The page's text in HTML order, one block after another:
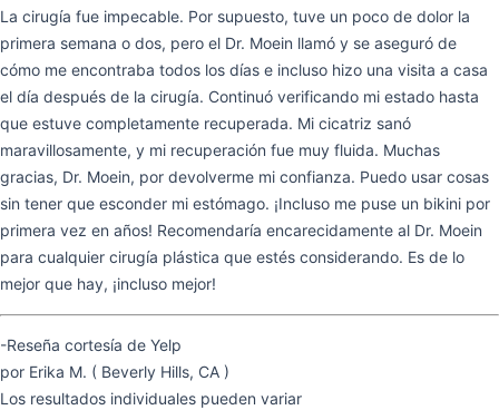
La cirugía fue impecable. Por supuesto, tuve un poco de dolor la
primera semana o dos, pero el Dr. Moein llamó y se aseguró de
cómo me encontraba todos los días e incluso hizo una visita a casa
el día después de la cirugía. Continuó verificando mi estado hasta
que estuve completamente recuperada. Mi cicatriz sanó
maravillosamente, y mi recuperación fue muy fluida. Muchas
gracias, Dr. Moein, por devolverme mi confianza. Puedo usar cosas
sin tener que esconder mi estómago. ¡Incluso me puse un bikini por
primera vez en años! Recomendaría encarecidamente al Dr. Moein
para cualquier cirugía plástica que estés considerando. Es de lo
mejor que hay, ¡incluso mejor!
-Reseña cortesía de Yelp
por Erika M. ( Beverly Hills, CA )
Los resultados individuales pueden variar